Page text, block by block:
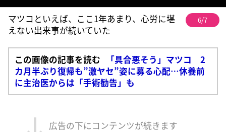
マツコといえば、ここ1年あまり、心労に堪
えない出来事が続いていた
6/7
この画像の記事を読む
「具合悪そう」マツコ 2
カ月半ぶり復帰も”激ヤセ”姿に募る心配…休養前
に主治医からは「手術勧告」も
広告の下にコンテンツが続きます